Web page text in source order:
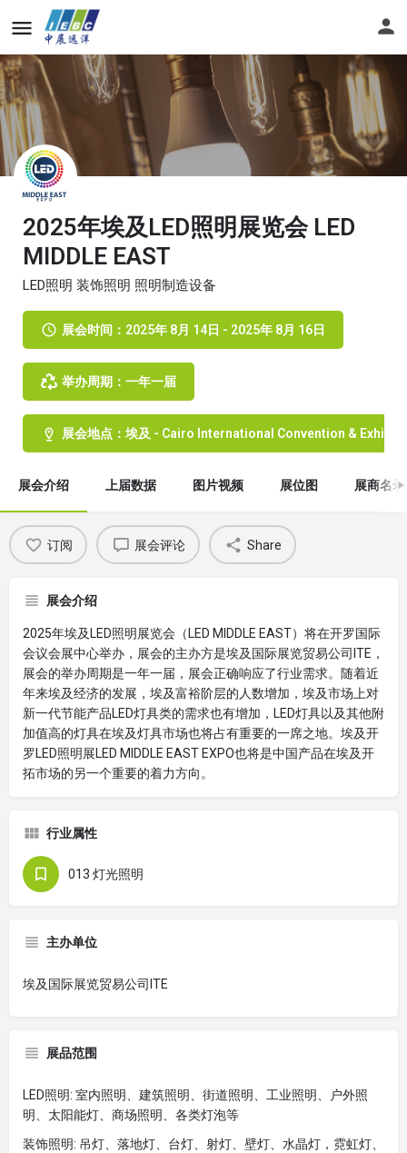
2025年埃及LED照明展览会 LED
MIDDLE EAST
LED照明 装饰照明 照明制造设备
展会时间：2025年 8月 14日 - 2025年 8月 16日
举办周期：一年一届
展会地点：埃及 - Cairo International Convention &
展会介绍 上届数据 图片视频 展位图 展商名录
订阅 展会评论 Share
展会介绍
2025年埃及LED照明展览会（LED MIDDLE EAST）将在开罗国际
会议会展中心举办，展会的主办方是埃及国际展览贸易公司ITE，
展会的举办周期是一年一届，展会正确响应了行业需求。随着近
年来埃及经济的发展，埃及富裕阶层的人数增加，埃及市场上对
新一代节能产品LED灯具类的需求也有增加，LED灯具以及其他附
加值高的灯具在埃及灯具市场也将占有重要的一席之地。埃及开
罗LED照明展LED MIDDLE EAST EXPO也将是中国产品在埃及开
拓市场的另一个重要的着力方向。
行业属性
013 灯光照明
主办单位
埃及国际展览贸易公司ITE
展品范围
LED照明: 室内照明、建筑照明、街道照明、工业照明、户外照
明、太阳能灯、商场照明、各类灯泡等
装饰照明: 吊灯、落地灯、台灯、射灯、壁灯、水晶灯，霓虹灯、